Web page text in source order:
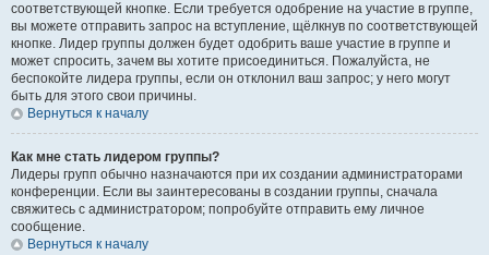
соответствующей кнопке. Если требуется одобрение на участие в группе,
вы можете отправить запрос на вступление, щёлкнув по соответствующей
кнопке. Лидер группы должен будет одобрить ваше участие в группе и
может спросить, зачем вы хотите присоединиться. Пожалуйста, не
беспокойте лидера группы, если он отклонил ваш запрос; у него могут
быть для этого свои причины.
Вернуться к началу
Как мне стать лидером группы?
Лидеры групп обычно назначаются при их создании администраторами
конференции. Если вы заинтересованы в создании группы, сначала
свяжитесь с администратором; попробуйте отправить ему личное
сообщение.
Вернуться к началу